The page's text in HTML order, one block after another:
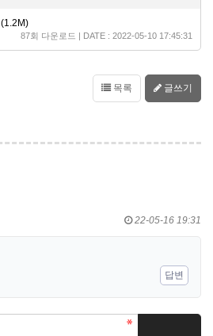
(1.2M)
87회 다운로드 | DATE : 2022-05-10 17:45:31
목록 글쓰기
22-05-16 19:31
답변